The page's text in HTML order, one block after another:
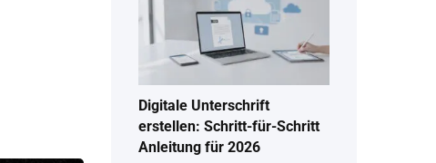
Digitale Unterschrift
erstellen: Schritt-für-Schritt
Anleitung für 2026